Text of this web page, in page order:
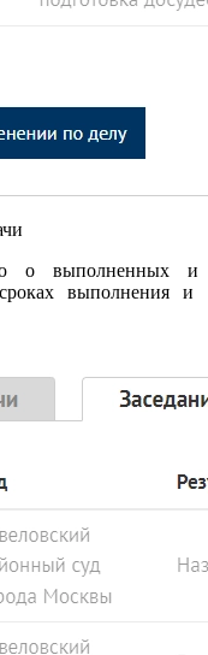
о выполненных и
выполнения и